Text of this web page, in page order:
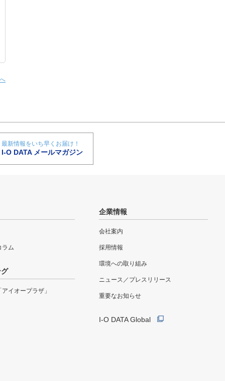
最新情報をいち早くお届け！
I-O DATA メールマガジン
ラム
イオープラザ」
企業情報
会社案内
採用情報
環境への取り組み
ニュース／プレスリリース
重要なお知らせ
I-O DATA Global